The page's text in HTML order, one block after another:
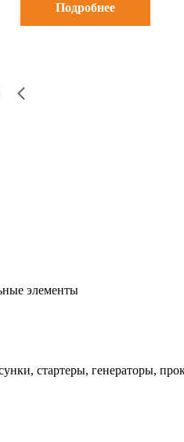
Подробнее
элементы
стартеры, генераторы,